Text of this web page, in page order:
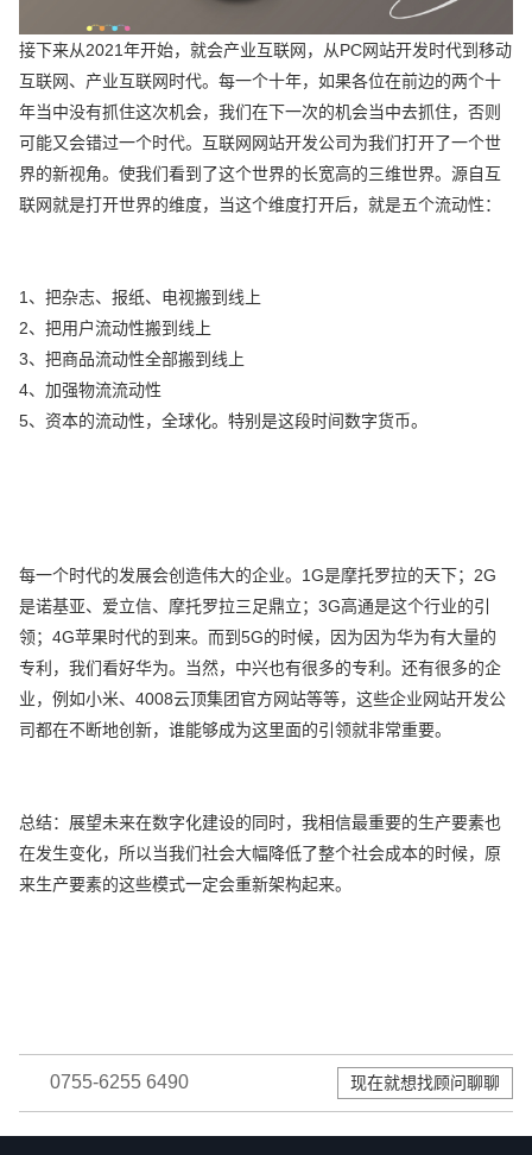
接下来从2021年开始，就会产业互联网，从PC网站开发时代到移动
互联网、产业互联网时代。每一个十年，如果各位在前边的两个十
年当中没有抓住这次机会，我们在下一次的机会当中去抓住，否则
可能又会错过一个时代。互联网网站开发公司为我们打开了一个世
界的新视角。使我们看到了这个世界的长宽高的三维世界。源自互
联网就是打开世界的维度，当这个维度打开后，就是五个流动性：
1、把杂志、报纸、电视搬到线上
2、把用户流动性搬到线上
3、把商品流动性全部搬到线上
4、加强物流流动性
5、资本的流动性，全球化。特别是这段时间数字货币。
每一个时代的发展会创造伟大的企业。1G是摩托罗拉的天下；2G
是诺基亚、爱立信、摩托罗拉三足鼎立；3G高通是这个行业的引
领；4G苹果时代的到来。而到5G的时候，因为因为华为有大量的
专利，我们看好华为。当然，中兴也有很多的专利。还有很多的企
业，例如小米、4008云顶集团官方网站等等，这些企业网站开发公
司都在不断地创新，谁能够成为这里面的引领就非常重要。
总结：展望未来在数字化建设的同时，我相信最重要的生产要素也
在发生变化，所以当我们社会大幅降低了整个社会成本的时候，原
来生产要素的这些模式一定会重新架构起来。
0755-6255 6490 现在就想找顾问聊聊